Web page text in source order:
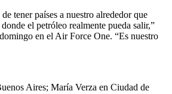
tener países a nuestro alrededor que
el petróleo realmente pueda salir,”
en el Air Force One. “Es nuestro
Aires; María Verza en Ciudad de